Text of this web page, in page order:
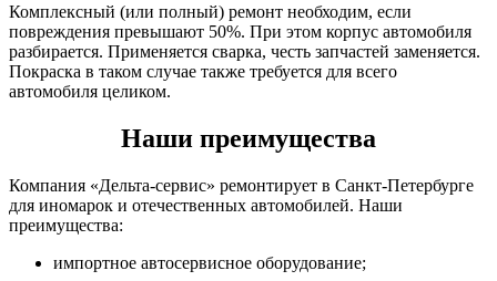
Комплексный (или полный) ремонт необходим, если
повреждения превышают 50%. При этом корпус автомобиля
разбирается. Применяется сварка, честь запчастей заменяется.
Покраска в таком случае также требуется для всего
автомобиля целиком.
Наши преимущества
Компания «Дельта-сервис» ремонтирует в Санкт-Петербурге
для иномарок и отечественных автомобилей. Наши
преимущества:
импортное автосервисное оборудование;